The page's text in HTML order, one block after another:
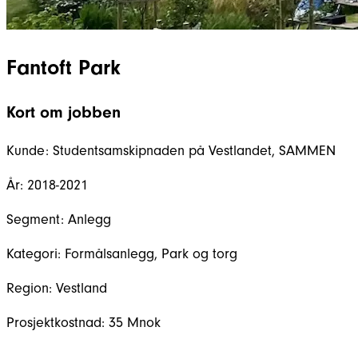
Fantoft Park
Kort om jobben
Kunde: Studentsamskipnaden på Vestlandet, SAMMEN​
År: 2018-2021
Segment: Anlegg
Kategori: Formålsanlegg, Park og torg
Region: Vestland
Prosjektkostnad: 35 Mnok